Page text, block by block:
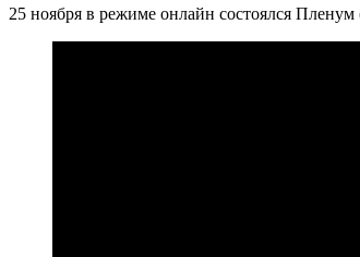
25 ноября в режиме онлайн состоялся